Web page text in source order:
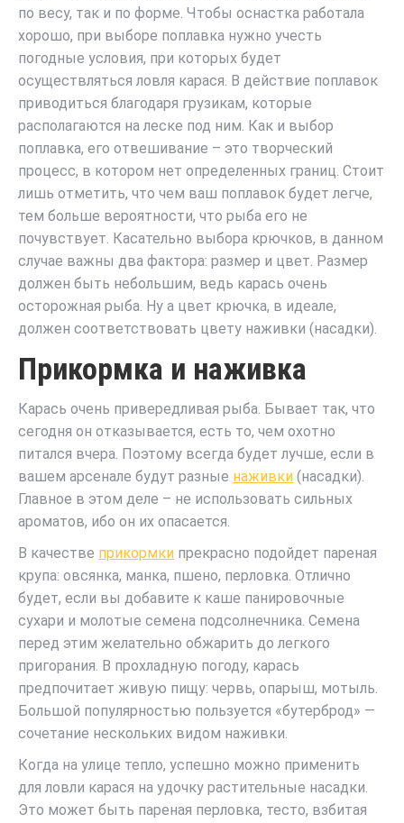
по весу, так и по форме. Чтобы оснастка работала
хорошо, при выборе поплавка нужно учесть
погодные условия, при которых будет
осуществляться ловля карася. В действие поплавок
приводиться благодаря грузикам, которые
располагаются на леске под ним. Как и выбор
поплавка, его отвешивание – это творческий
процесс, в котором нет определенных границ. Стоит
лишь отметить, что чем ваш поплавок будет легче,
тем больше вероятности, что рыба его не
почувствует. Касательно выбора крючков, в данном
случае важны два фактора: размер и цвет. Размер
должен быть небольшим, ведь карась очень
осторожная рыба. Ну а цвет крючка, в идеале,
должен соответствовать цвету наживки (насадки).
Прикормка и наживка
Карась очень привередливая рыба. Бывает так, что
сегодня он отказывается, есть то, чем охотно
питался вчера. Поэтому всегда будет лучше, если в
вашем арсенале будут разные наживки (насадки).
Главное в этом деле – не использовать сильных
ароматов, ибо он их опасается.
В качестве прикормки прекрасно подойдет пареная
крупа: овсянка, манка, пшено, перловка. Отлично
будет, если вы добавите к каше панировочные
сухари и молотые семена подсолнечника. Семена
перед этим желательно обжарить до легкого
пригорания. В прохладную погоду, карась
предпочитает живую пищу: червь, опарыш, мотыль.
Большой популярностью пользуется «бутерброд» —
сочетание нескольких видом наживки.
Когда на улице тепло, успешно можно применить
для ловли карася на удочку растительные насадки.
Это может быть пареная перловка, тесто, взбитая